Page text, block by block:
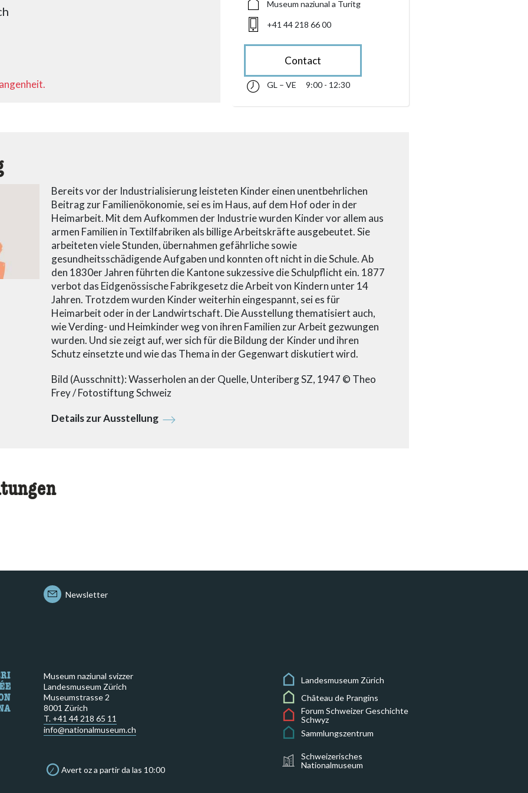
Museum naziunal a Turitg
+41 44 218 66 00
Contact
accessibility.sr-only.opening_hours
glindesdi fin venderdi 09:00 - 12:30
GL – VE 9:00 - 12:30
Bereits vor der Industrialisierung leisteten Kinder einen unentbehrlichen
Beitrag zur Familienökonomie, sei es im Haus, auf dem Hof oder in der
Heimarbeit. Mit dem Aufkommen der Industrie wurden Kinder vor allem aus
armen Familien in Textilfabriken als billige Arbeitskräfte ausgebeutet. Sie
arbeiteten viele Stunden, übernahmen gefährliche sowie
gesundheitsschädigende Aufgaben und konnten oft nicht in die Schule. Ab
den 1830er Jahren führten die Kantone sukzessive die Schulpflicht ein. 1877
verbot das Eidgenössische Fabrikgesetz die Arbeit von Kindern unter 14
Jahren. Trotzdem wurden Kinder weiterhin eingespannt, sei es für
Heimarbeit oder in der Landwirtschaft. Die Ausstellung thematisiert auch,
wie Verding- und Heimkinder weg von ihren Familien zur Arbeit gezwungen
wurden. Und sie zeigt auf, wer sich für die Bildung der Kinder und ihren
Schutz einsetzte und wie das Thema in der Gegenwart diskutiert wird.
Bild (Ausschnitt): Wasserholen an der Quelle, Unteriberg SZ, 1947 © Theo
Frey / Fotostiftung Schweiz
Details zur Ausstellung
Newsletter
Museum naziunal svizzer
Landesmuseum Zürich
Museumstrasse 2
8001 Zürich
T. +41 44 218 65 11
info@nationalmuseum.ch
Avert oz a partir da las 10:00
Landesmuseum Zürich
Château de Prangins
Forum Schweizer Geschichte
Schwyz
Sammlungszentrum
Schweizerisches
Nationalmuseum